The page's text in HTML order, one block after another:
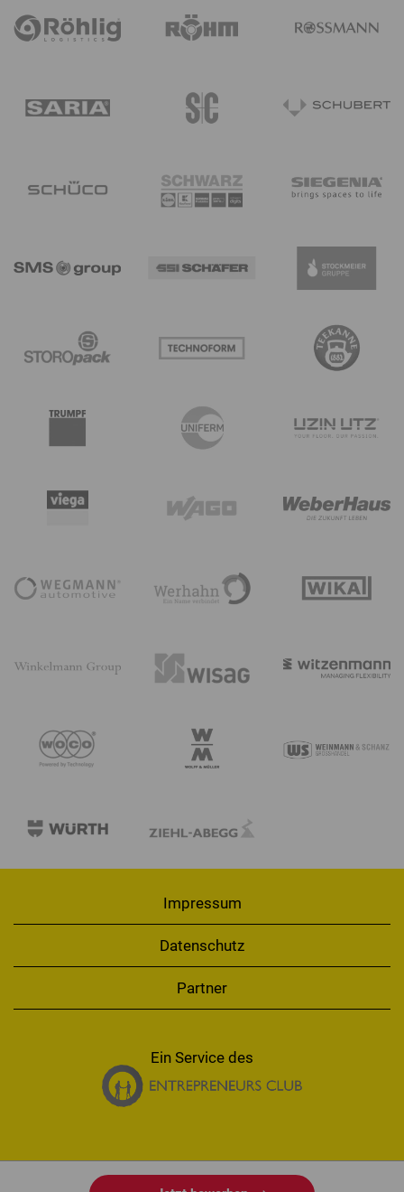
Impressum
Datenschutz
Partner
Ein Service des